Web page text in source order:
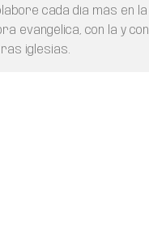
cada día más en la
evangélica, con lay con
iglesias.